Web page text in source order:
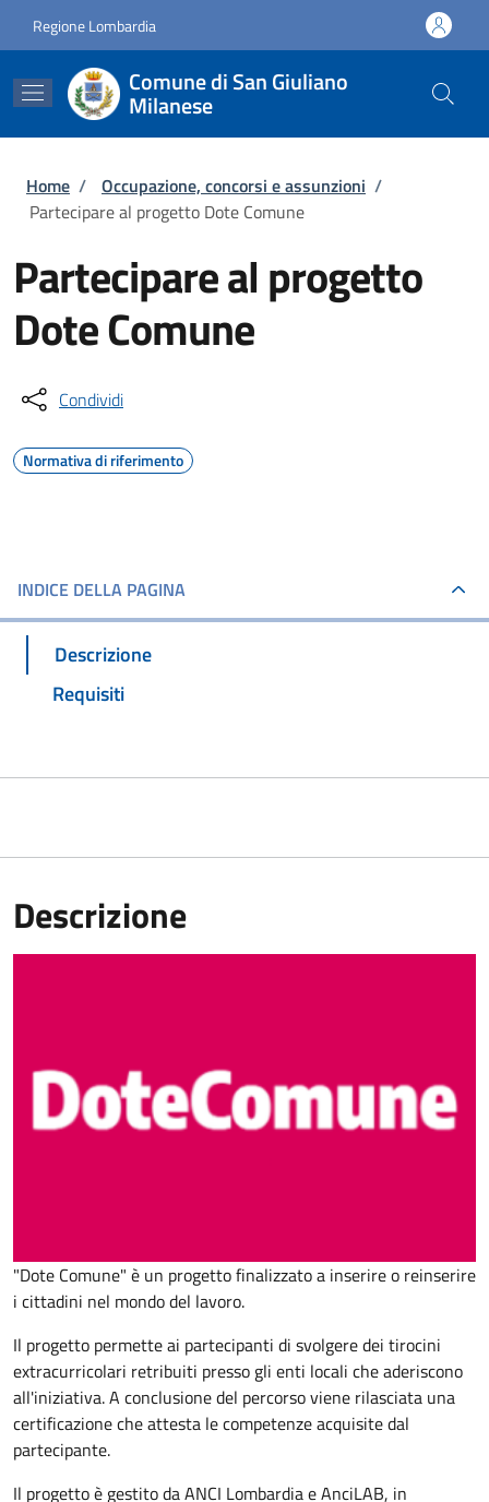
Regione Lombardia
Comune di San Giuliano
Milanese
Briciole di pane
Home / Occupazione, concorsi e assunzioni /
Partecipare al progetto Dote Comune
Partecipare al progetto
Dote Comune
Condividi
Normativa di riferimento
INDICE DELLA PAGINA
Descrizione
Requisiti
Descrizione
"Dote Comune" è un progetto finalizzato a inserire o reinserire
i cittadini nel mondo del lavoro.
Il progetto permette ai partecipanti di svolgere dei tirocini
extracurricolari retribuiti presso gli enti locali che aderiscono
all'iniziativa. A conclusione del percorso viene rilasciata una
certificazione che attesta le competenze acquisite dal
partecipante.
Il progetto è gestito da ANCI Lombardia e AnciLAB, in